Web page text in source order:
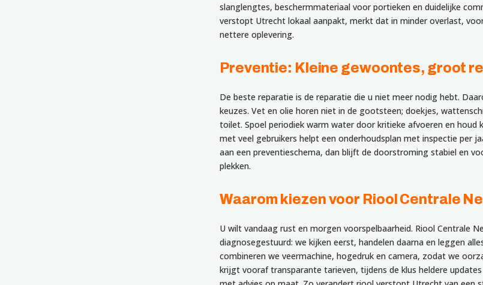
slanglengtes, beschermmateriaal voor portieken en duidelijke
verstopt Utrecht lokaal aanpakt, merkt dat in minder overlast,
nettere oplevering.
Preventie: Kleine gewoontes, groot
De beste reparatie is de reparatie die u niet meer nodig hebt.
keuzes. Vet en olie horen niet in de gootsteen; doekjes,
toilet. Spoel periodiek warm water door kritieke afvoeren en houd
met veel gebruikers helpt een onderhoudsplan met inspectie per
aan een preventieschema, dan blijft de doorstroming stabiel en
plekken.
Waarom kiezen voor Riool Centrale
U wilt vandaag rust en morgen voorspelbaarheid. Riool Centrale
diagnosegestuurd: we kijken eerst, handelen daarna en leggen
combineren we veermachine, hogedruk en camera, zodat we
krijgt vooraf transparante tarieven, tijdens de klus heldere